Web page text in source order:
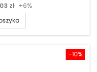
zł +6%
-10%